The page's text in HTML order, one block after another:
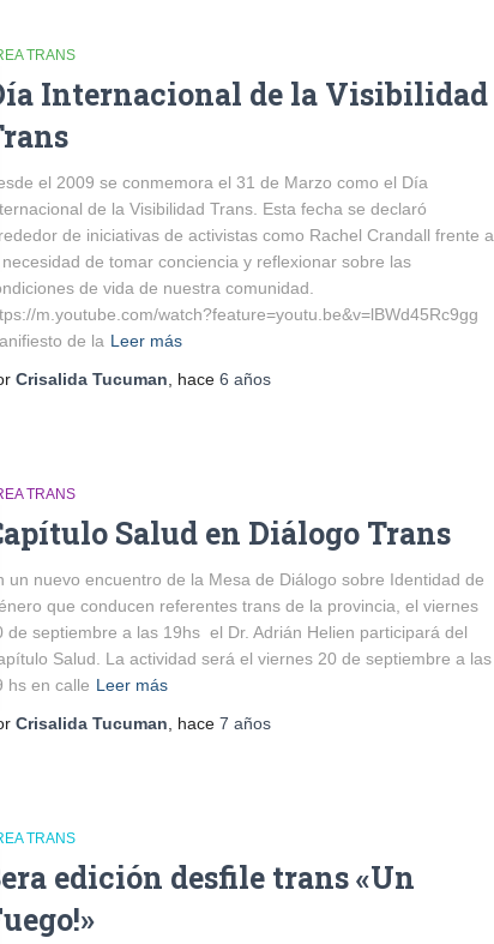
TRANS
Internacional de la Visibilidad
el 2009 se conmemora el 31 de Marzo como el Día
de la Visibilidad Trans. Esta fecha se declaró
de iniciativas de activistas como Rachel Crandall frente a
necesidad de tomar conciencia y reflexionar sobre las
de vida de nuestra comunidad.
m.youtube.com/watch?feature=youtu.be&v=lBWd45Rc9gg
de la Leer más
Crisalida Tucuman , hace 6 años
TRANS
Salud en Diálogo Trans
un nuevo encuentro de la Mesa de Diálogo sobre Identidad de
que conducen referentes trans de la provincia, el viernes
de septiembre a las 19hs el Dr. Adrián Helien participará del
Salud. La actividad será el viernes 20 de septiembre a las
hs en calle Leer más
Crisalida Tucuman , hace 7 años
TRANS
edición desfile trans «Un